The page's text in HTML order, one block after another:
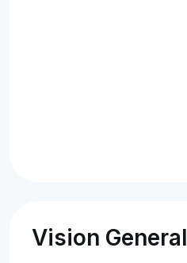
Vision General